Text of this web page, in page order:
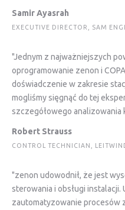
Samir Ayasrah
EXECUTIVE DIRECTOR, SAM
"Jednym z najważniejszych
oprogramowanie zenon i
doświadczenie w zakresie
mogliśmy sięgnąć do tej
szczegółowego analizowania
Robert Strauss
CONTROL TECHNICIAN,
"zenon udowodnił, że jest
sterowania i obsługi instalacji.
zautomatyzowanie procesów